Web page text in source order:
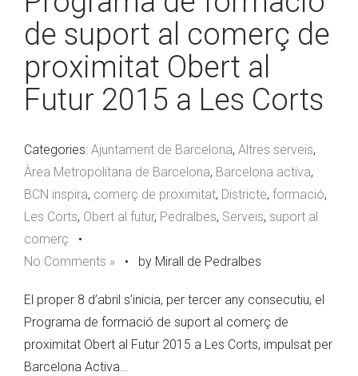
de suport al comerç de
proximitat Obert al
Futur 2015 a Les Corts
Categories: Ajuntament de Barcelona, Altres serveis,
Àrea Metropolitana de Barcelona, Barcelona activa,
BCN inspira, comerç de proximitat, Districte, formació,
Les Corts, Obert al futur, Pedralbes, Serveis, suport al
comerç •
No Comments » • by Mirall de Pedralbes
El proper 8 d’abril s’inicia, per tercer any consecutiu, el
Programa de formació de suport al comerç de
proximitat Obert al Futur 2015 a Les Corts, impulsat per
Barcelona Activa…